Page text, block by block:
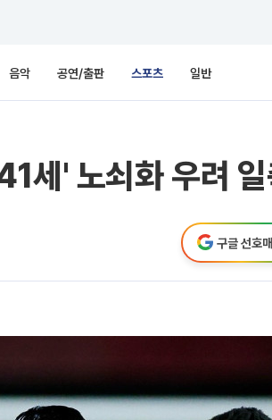
음악 공연/출판 스포츠 일반
세' 노쇠화 우려
구글 선호